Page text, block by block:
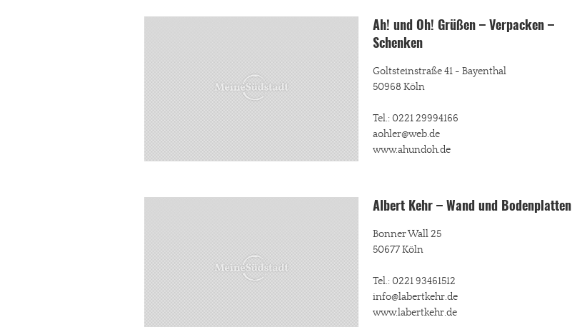
Ah! und Oh! Grüßen – Verpacken –
Schenken
Goltsteinstraße 41 - Bayenthal
50968 Köln
Tel.: 0221 29994166
aohler@web.de
www.ahundoh.de
Albert Kehr – Wand und Bodenplatten
Bonner Wall 25
50677 Köln
Tel.: 0221 93461512
info@labertkehr.de
www.labertkehr.de